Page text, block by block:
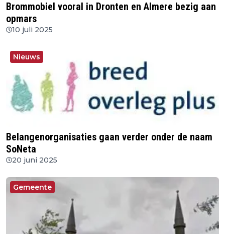
Brommobiel vooral in Dronten en Almere bezig aan
opmars
10 juli 2025
Nieuws
Belangenorganisaties gaan verder onder de naam
SoNeta
20 juni 2025
Gemeente